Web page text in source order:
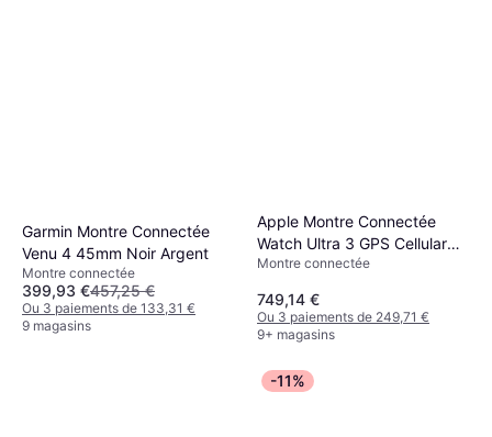
Garmin Montre Connectée
Venu 4 45mm Noir Argent
Montre connectée
399,93 €457,25 €
Ou 3 paiements de 133,31 €
9 magasins
Apple Montre Connectée
Watch Ultra 3 GPS Cellular
49mm Black Titanium Case
Montre connectée
749,14 €
Ou 3 paiements de 249,71 €
9+ magasins
-11%